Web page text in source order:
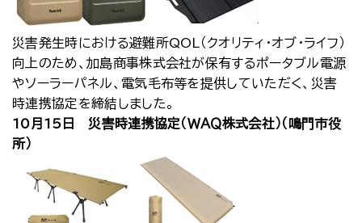
災害発生時における避難所QOL（クオリティ・オブ・ライフ）
向上のため、加島商事株式会社が保有するポータブル電源
やソーラーパネル、電気毛布等を提供していただく、災害
時連携協定を締結しました。
10月15日 災害時連携協定（ＷＡＱ株式会社）（鳴門市役
所）